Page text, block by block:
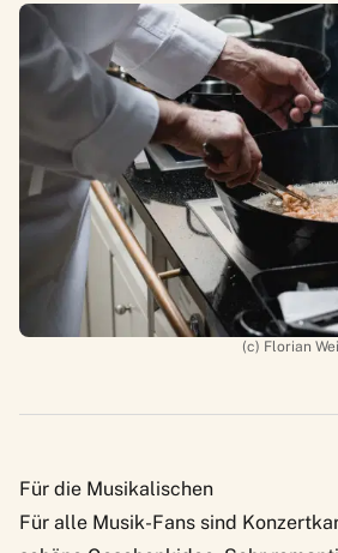
(c) Florian
Für die Musikalischen
Für alle Musik-Fans sind